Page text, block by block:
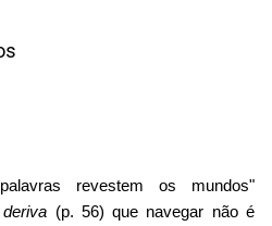
revestem os mundos"
(p. 56) que navegar não é